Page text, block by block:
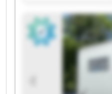
EOOD PLC Merkezi
Merkezi EOOD PLC
EOOD PLC Merkezi
Merkezi EOOD PLC